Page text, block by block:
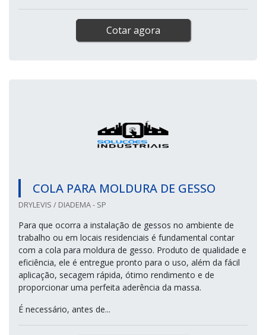
Cotar agora
COLA PARA MOLDURA DE GESSO
DRYLEVIS / DIADEMA - SP
Para que ocorra a instalação de gessos no ambiente de
trabalho ou em locais residenciais é fundamental contar
com a cola para moldura de gesso. Produto de qualidade e
eficiência, ele é entregue pronto para o uso, além da fácil
aplicação, secagem rápida, ótimo rendimento e de
proporcionar uma perfeita aderência da massa.
É necessário, antes de...